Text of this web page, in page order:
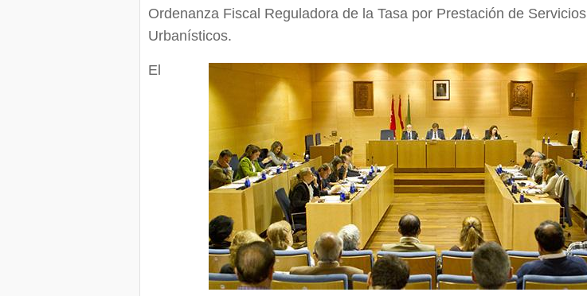
Ordenanza Fiscal Reguladora de la Tasa por Prestación de Servicios
Urbanísticos.
El